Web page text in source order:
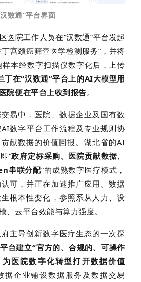
汉数通”平台界面
医院工作人员在“汉数通”平台发起
宫颈癌筛查医学检测服务”，并将
本经数字扫描仪数字化后，上传
丁在“汉数通”平台上的AI大模型用
院便在平台上收到报告。
易中，医院、数据企业及国有数
AI数字平台工作流程及专业规则协
献数据的价值回报。湖北省的AI
“政府定标采购、医院贡献数据、
串联分配”的成熟数字医疗模式，
可，并正在加速推广应用。数据
根本性变化，参照系从人力、设
、云平台效能与算力强度。
主导创新数字医疗生态的一次探
台建立“官方的、合规的、可操作
医院数字化转型打开数据价值
据企业铺设数据服务及数据交易